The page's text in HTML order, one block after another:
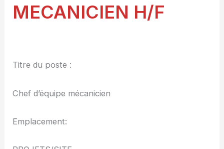
MECANICIEN H/F
Titre du poste :
Chef d’équipe mécanicien
Emplacement: